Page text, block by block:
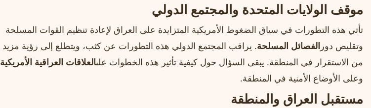
موقف الولايات المتحدة والمجتمع الدولي
تأتي هذه التطورات في سياق الضغوط الأمريكية المتزايدة على العراق لإعادة تنظيم القوات المسلحة
وتقليص دور الفصائل المسلحة. يراقب المجتمع الدولي هذه التطورات عن كثب، ويتطلع إلى رؤية مزيد
من الاستقرار في المنطقة. يبقى السؤال حول كيفية تأثير هذه الخطوات علىالعلاقات العراقية الأمريكية
وعلى الأوضاع الأمنية في المنطقة.
مستقبل العراق والمنطقة